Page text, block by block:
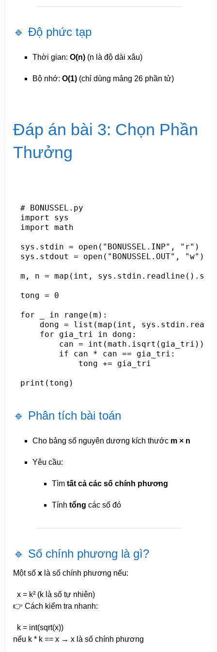
🔹 Độ phức tạp
Thời gian: O(n)(n là độ dài xâu)
Bộ nhớ: O(1)(chỉ dùng mảng 26 phần tử)
Đáp án bài 3: Chọn Phần
Thưởng
# BONUSSEL.py
import sys
import math
sys.stdin = open("BONUSSEL.INP", "r")
sys.stdout = open("BONUSSEL.OUT", "w")
m, n = map(int,
tong = 0
for _ in range(m):
dong = list(map(int,
    for gia_tri in dong:
        can = int(math.isqrt(gia_tri))
        if can * can == gia_tri:
            tong += gia_tri
🔹 Phân tích bài toán
Cho bảng số nguyên dương kích thước m × n
Yêu cầu:
Tìm tất cả các số chính phương
Tính tổng các số đó
🔹 Số chính phương là gì?
Một số xlà số chính phương nếu:
x= k² (k là số tự nhiên)
👉 Cách kiểm tra nhanh:
k = int(sqrt(x))
nếu k * k == x→ xlà số chính phương